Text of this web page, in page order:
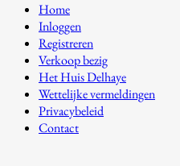
Home
Inloggen
Registreren
Verkoop bezig
Het Huis Delhaye
Wettelijke vermeldingen
Privacybeleid
Contact